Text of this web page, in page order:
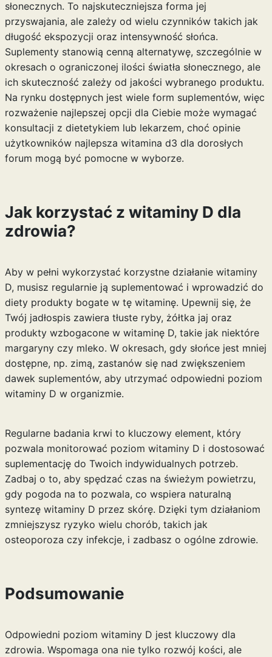
słonecznych. To najskuteczniejsza forma jej
przyswajania, ale zależy od wielu czynników takich jak
długość ekspozycji oraz intensywność słońca.
Suplementy stanowią cenną alternatywę, szczególnie w
okresach o ograniczonej ilości światła słonecznego, ale
ich skuteczność zależy od jakości wybranego produktu.
Na rynku dostępnych jest wiele form suplementów, więc
rozważenie najlepszej opcji dla Ciebie może wymagać
konsultacji z dietetykiem lub lekarzem, choć opinie
użytkowników najlepsza witamina d3 dla dorosłych
forum mogą być pomocne w wyborze.
Jak korzystać z witaminy D dla
zdrowia?
Aby w pełni wykorzystać korzystne działanie witaminy
D, musisz regularnie ją suplementować i wprowadzić do
diety produkty bogate w tę witaminę. Upewnij się, że
Twój jadłospis zawiera tłuste ryby, żółtka jaj oraz
produkty wzbogacone w witaminę D, takie jak niektóre
margaryny czy mleko. W okresach, gdy słońce jest mniej
dostępne, np. zimą, zastanów się nad zwiększeniem
dawek suplementów, aby utrzymać odpowiedni poziom
witaminy D w organizmie.
Regularne badania krwi to kluczowy element, który
pozwala monitorować poziom witaminy D i dostosować
suplementację do Twoich indywidualnych potrzeb.
Zadbaj o to, aby spędzać czas na świeżym powietrzu,
gdy pogoda na to pozwala, co wspiera naturalną
syntezę witaminy D przez skórę. Dzięki tym działaniom
zmniejszysz ryzyko wielu chorób, takich jak
osteoporoza czy infekcje, i zadbasz o ogólne zdrowie.
Podsumowanie
Odpowiedni poziom witaminy D jest kluczowy dla
zdrowia. Wspomaga ona nie tylko rozwój kości, ale